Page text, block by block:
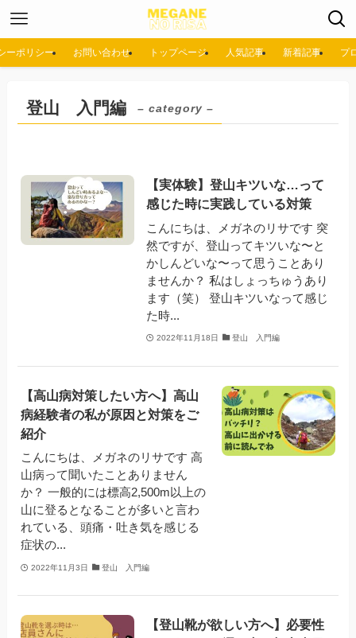
ーポリシー お問い合わせ トップページ 人気記事 新着記事 プ
登山 入門編 – category –
【実体験】登山キツいな…って
感じた時に実践している対策
こんにちは、メガネのリサです 突
然ですが、登山ってキツいな〜と
かしんどいな〜って思うことあり
ませんか？ 私はしょっちゅうあり
ます（笑） 登山キツいなって感じ
た時...
2022年11月18日 登山 入門編
【高山病対策したい方へ】高山
病経験者の私が原因と対策をご
紹介
こんにちは、メガネのリサです 高
山病って聞いたことありません
か？ 一般的には標高2,500m以上の
山に登るとなることが多いと言わ
れている、頭痛・吐き気を感じる
症状の...
2022年11月3日 登山 入門編
【登山靴が欲しい方へ】必要性